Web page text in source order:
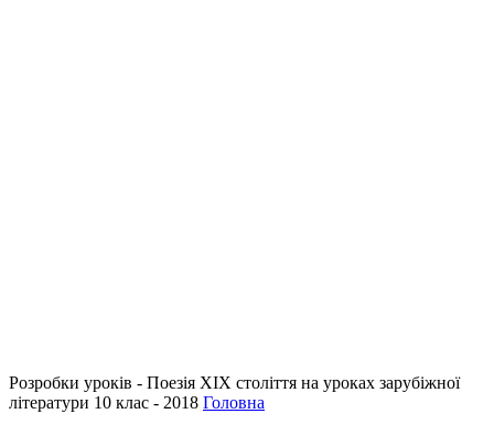
Розробки уроків - Поезія ХІХ століття на уроках зарубіжної
літератури 10 клас - 2018 Головна